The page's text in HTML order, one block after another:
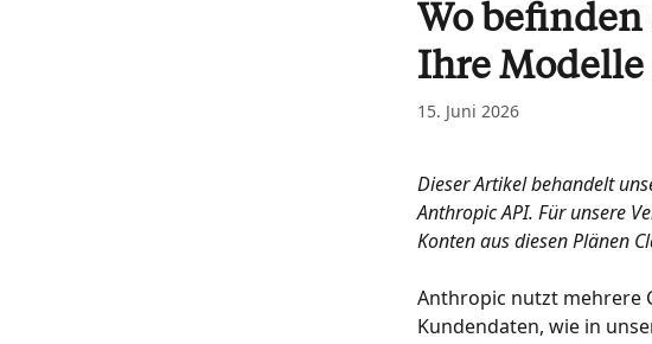
Wo befinden
Ihre Modelle
15. Juni 2026
Dieser Artikel behandelt
Anthropic API. Für unsere
Konten aus diesen Plänen
Anthropic nutzt mehrere
Kundendaten, wie in